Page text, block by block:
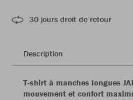
30 jours droit de retour
Description
T-shirt à manches longues
mouvement et confort